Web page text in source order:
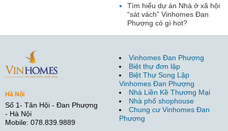
Tìm hiểu dự án Nhà ở xã hội
“sát vách” Vinhomes Đan
Phượng có gì hot?
Hà Nội
Số 1- Tân Hội - Đan Phượng
- Hà Nội
Mobile: 078.839.9889
Vinhomes Đan Phượng
Biệt thự đơn lập
Biệt Thự Song Lập
Vinhomes Đan Phượng
Nhà Liền Kề Thương Mại
Nhà phố shophouse
Chung cư Vinhomes Đan
Phượng